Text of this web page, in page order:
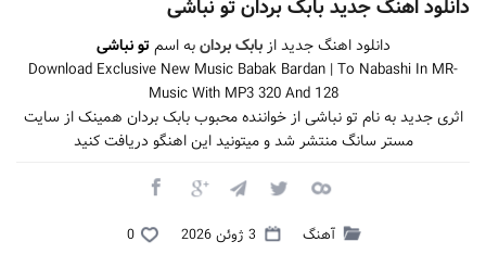
دانلود اهنگ جدید بابک بردان تو نباشی
دانلود اهنگ جدید ازبابک بردانبه اسمتو نباشی
Download Exclusive New Music Babak Bardan | To Nabashi In MR-
Music With MP3 320 And 128
اثری جدید به نام تو نباشی از خواننده محبوب بابک بردان همینک از سایت
مستر سانگ منتشر شد و میتونید این اهنگو دریافت کنید
آهنگ 3 ژوئن 2026 0